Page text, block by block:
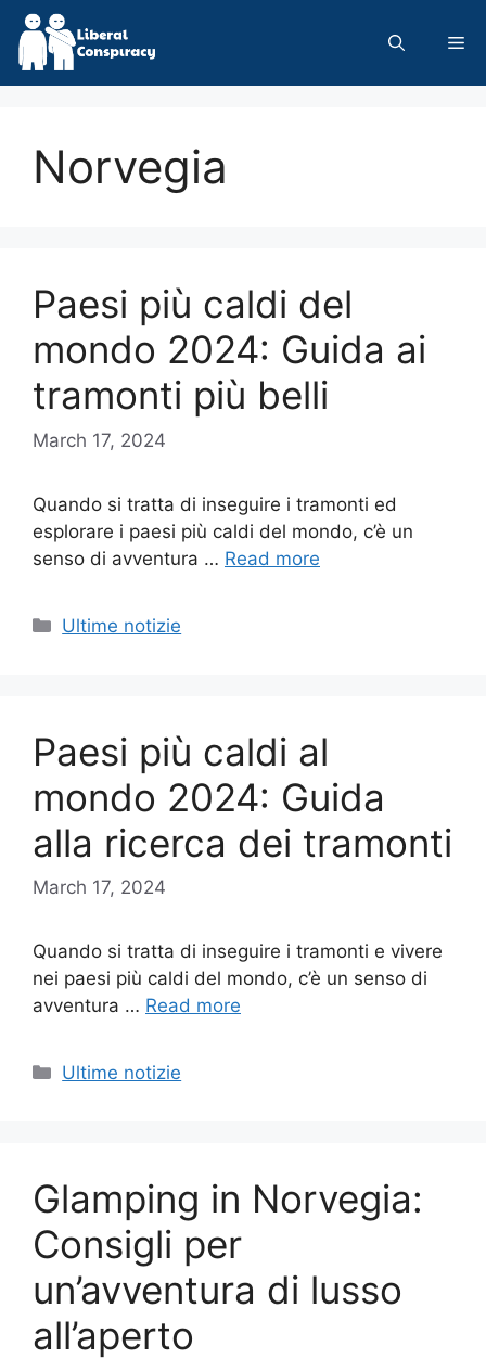
Skip
content
Norvegia
Paesi più caldi del
mondo 2024: Guida ai
tramonti più belli
March 17, 2024
Quando si tratta di inseguire i tramonti ed
esplorare i paesi più caldi del mondo, c’è un
senso di avventura … Read more
Categories
Ultime notizie
Paesi più caldi al
mondo 2024: Guida
alla ricerca dei tramonti
March 17, 2024
Quando si tratta di inseguire i tramonti e vivere
nei paesi più caldi del mondo, c’è un senso di
avventura … Read more
Categories
Ultime notizie
Glamping in Norvegia:
Consigli per
un’avventura di lusso
all’aperto